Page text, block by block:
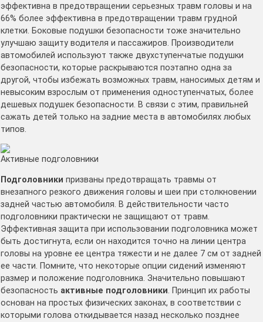
эффективна в предотвращении серьезных травм головы и на
66% более эффективна в предотвращении травм грудной
клетки. Боковые подушки безопасности тоже значительно
улучшаю защиту водителя и пассажиров. Производители
автомобилей используют также двухступенчатые подушки
безопасности, которые раскрываются поэтапно одна за
другой, чтобы избежать возможных травм, наносимых детям и
невысоким взрослым от применения одноступенчатых, более
дешевых подушек безопасности. В связи с этим, правильней
сажать детей только на задние места в автомобилях любых
типов.
Активные подголовники
Подголовники призваны предотвращать травмы от
внезапного резкого движения головы и шеи при столкновении
задней частью автомобиля. В действительности часто
подголовники практически не защищают от травм.
Эффективная защита при использовании подголовника может
быть достигнута, если он находится точно на линии центра
головы на уровне ее центра тяжести и не далее 7 см от задней
ее части. Помните, что некоторые опции сидений изменяют
размер и положение подголовника. Значительно повышают
безопасность активные подголовники. Принцип их работы
основан на простых физических законах, в соответствии с
которыми голова откидывается назад несколько позднее